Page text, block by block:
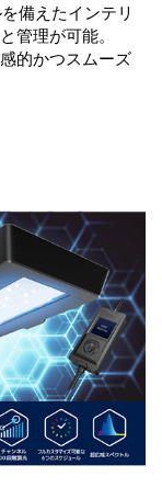
備えたインテリ
管理が可能。
的かつスムーズ